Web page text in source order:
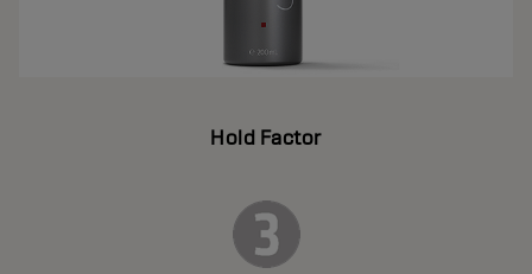
Hold Factor